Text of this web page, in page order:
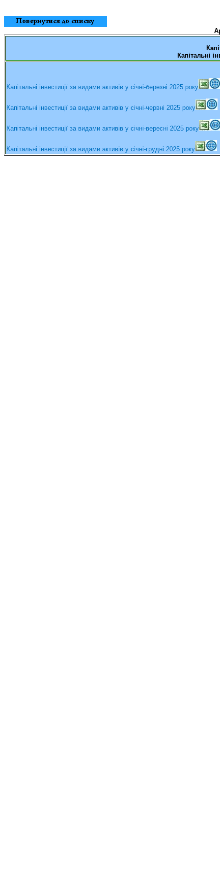
Капітальні
Капітальні інвестиції за видами активів усічні-березні 2025 року
Капітальні інвестиції за видами активів усічні-червні 2025 року
Капітальні інвестиції за видами активів усічні-вересні 2025 року
Капітальні інвестиції за видами активів усічні-грудні 2025 року